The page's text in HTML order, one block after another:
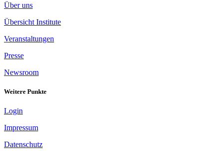
Über uns
Übersicht Institute
Veranstaltungen
Presse
Newsroom
Weitere Punkte
Login
Impressum
Datenschutz